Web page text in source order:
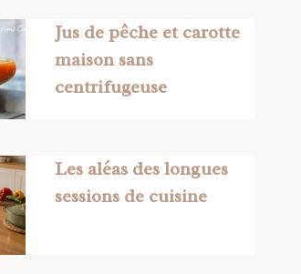
Jus de pêche et carotte
maison sans
centrifugeuse
Les aléas des longues
sessions de cuisine